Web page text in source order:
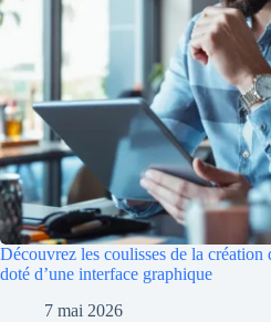
Découvrez les coulisses de la
doté d’une interface graphique
7 mai 2026